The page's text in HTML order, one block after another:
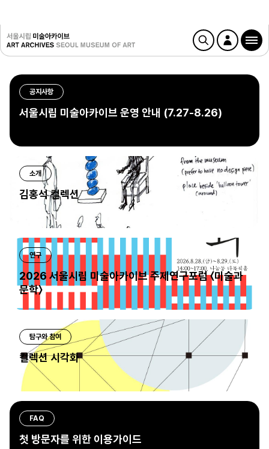
공지사항
서울시립 미술아카이브 운영 안내 (7.27-8.26)
소개
김홍석 컬렉션
연구
2026 서울시립 미술아카이브 주제연구포럼 〈미술과
문학〉
탐구와 참여
컬렉션 시각화
FAQ
첫 방문자를 위한 이용가이드